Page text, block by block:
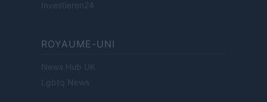
Investieren24
ROYAUME-UNI
News Hub UK
Lgbtq News